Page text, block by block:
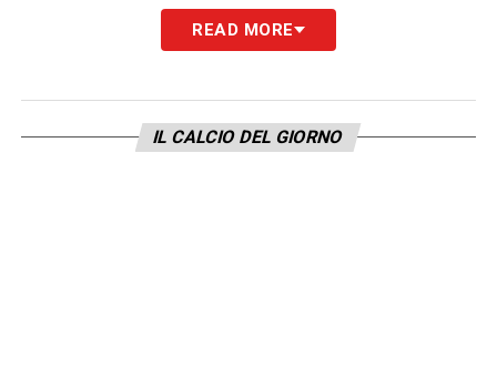
che è molto felice a Barcellona. Si è
adattato molto bene al club. Ci sono ancora
e lui saranno entrambi pronti, lo renderemo
. Con unaMasiaprolifica e un
READ MORE
IL CALCIO DEL GIORNO